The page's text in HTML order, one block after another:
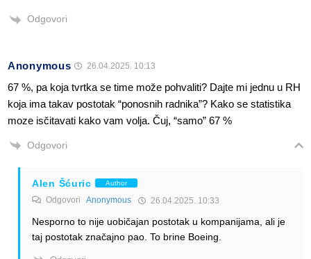
Odgovori
Anonymous 26.04.2025. 10:13
67 %, pa koja tvrtka se time može pohvaliti? Dajte mi jednu u RH
koja ima takav postotak “ponosnih radnika”? Kako se statistika
moze isčitavati kako vam volja. Čuj, “samo” 67 %
Odgovori
Alen Šćuric Author
Odgovori Anonymous 26.04.2025. 10:33
Nesporno to nije uobičajan postotak u kompanijama, ali je
taj postotak značajno pao. To brine Boeing.